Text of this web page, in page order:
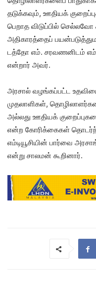
தடுக்கவும், ஊதியக்
பெறாத விடுப்பில்
அதிகாரத்தைப்
டத்தோ எம். சரவணனிடம்
என்றார் அவர்.
அரசால் வழங்கப்பட்ட
முதலாளிகள்,
அல்லது ஊதியக்
என்ற கோரிக்கைகள்
எம்டியூசியின் பார்வை
என்று சாலமன் கூறினார்.